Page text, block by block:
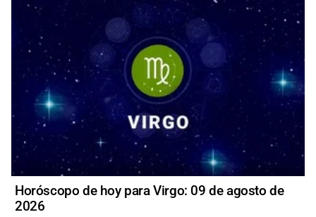
Horóscopo de hoy para Virgo: 09 de agosto de
2026